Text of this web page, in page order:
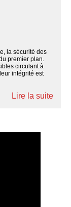
la sécurité des
premier plan.
circulant à
intégrité est
Lire la suite